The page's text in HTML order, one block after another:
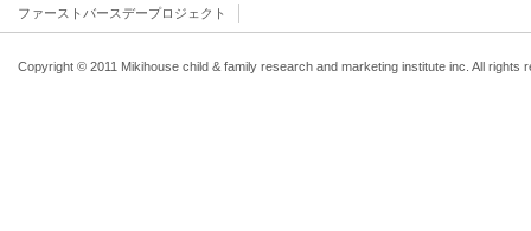
ファーストバースデープロジェクト
Copyright © 2011 Mikihouse child & family research and marketing institute inc. All rights